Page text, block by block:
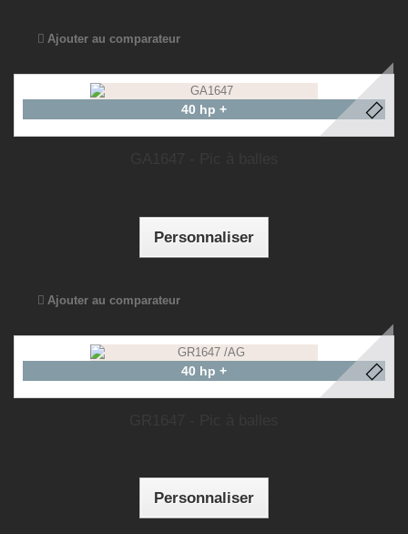
Ajouter au comparateur
40 hp +
Personnaliser
Ajouter au comparateur
40 hp +
Personnaliser